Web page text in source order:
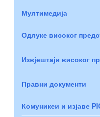
Мултимедија
Одлуке високог
Извјештаји високог
Правни документи
Комуникеи и изјаве